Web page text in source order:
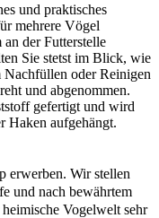
und praktisches
mehrere Vögel
der Futterstelle
Sie stetst im Blick, wie
oder Reinigen
und abgenommen.
gefertigt und wird
Haken aufgehängt.
erwerben. Wir stellen
und nach bewährtem
Vogelwelt sehr